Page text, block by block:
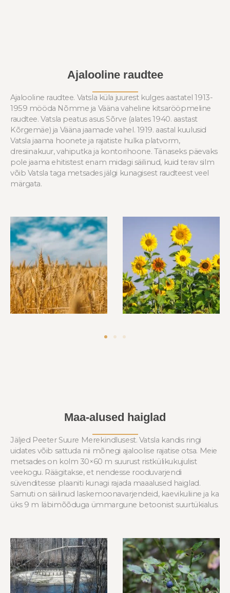
Ajalooline raudtee
Ajalooline raudtee. Vatsla küla juurest kulges aastatel 1913-
1959 mööda Nõmme ja Vääna vaheline kitsarööpmeline
raudtee. Vatsla peatus asus Sõrve (alates 1940. aastast
Kõrgemäe) ja Vääna jaamade vahel. 1919. aastal kuulusid
Vatsla jaama hoonete ja rajatiste hulka platvorm,
dresiinakuur, vahiputka ja kontorihoone. Tänaseks päevaks
pole jaama ehitistest enam midagi säilinud, kuid terav silm
võib Vatsla taga metsades jälgi kunagisest raudteest veel
märgata.
Maa-alused haiglad
Jäljed Peeter Suure Merekindlusest. Vatsla kandis ringi
uidates võib sattuda nii mõnegi ajaloolise rajatise otsa. Meie
metsades on kolm 30×60 m suurust ristkülikukujulist
veekogu. Räägitakse, et nendesse rooduvarjendi
süvenditesse plaaniti kunagi rajada maaalused haiglad.
Samuti on säilinud laskemoonavarjendeid, kaevikuliine ja ka
üks 9 m läbimõõduga ümmargune betoonist suurtükialus.